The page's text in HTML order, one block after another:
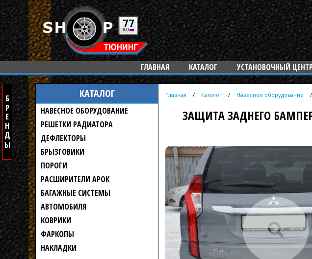
ГЛАВНАЯ КАТАЛОГ УСТАНОВОЧНЫЙ ЦЕНТР
КАТАЛОГ
НАВЕСНОЕ ОБОРУДОВАНИЕ
РЕШЕТКИ РАДИАТОРА
ДЕФЛЕКТОРЫ
БРЫЗГОВИКИ
ПОРОГИ
РАСШИРИТЕЛИ АРОК
БАГАЖНЫЕ СИСТЕМЫ
АВТОМОБИЛЯ
КОВРИКИ
ФАРКОПЫ
НАКЛАДКИ
Главная / Каталог / Навесное оборудование /
ЗАЩИТА ЗАДНЕГО БАМПЕРА